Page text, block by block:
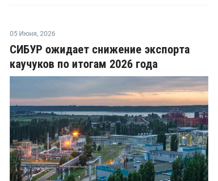
05 Июня, 2026
СИБУР ожидает снижение экспорта
каучуков по итогам 2026 года